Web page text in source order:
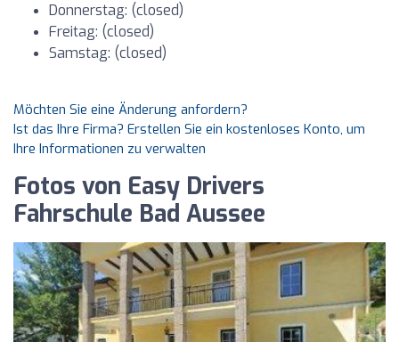
Donnerstag: (closed)
Freitag: (closed)
Samstag: (closed)
Möchten Sie eine Änderung anfordern?
Ist das Ihre Firma? Erstellen Sie ein kostenloses Konto, um
Ihre Informationen zu verwalten
Fotos von Easy Drivers
Fahrschule Bad Aussee